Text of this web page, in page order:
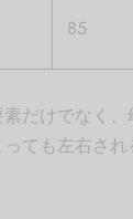
85
だけでなく
ても左右さ